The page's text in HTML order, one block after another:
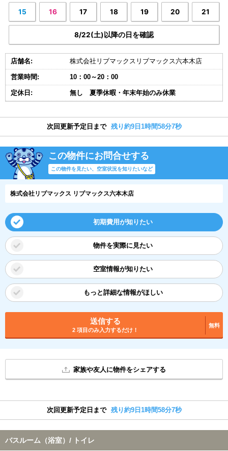
15 16 17 18 19 20 21
8/22(土)以降の日を確認
店舗名: 株式会社リブマックスリブマックス六本木店
営業時間: 10：00～20：00
定休日: 無し 夏季休暇・年末年始のみ休業
次回更新予定日まで 残り約9日1時間58分6秒
この物件にお問合せする
この物件を見たい、空室状況を知りたいなど
株式会社リブマックス リブマックス六本木店
初期費用が知りたい
物件を実際に見たい
空室情報が知りたい
もっと詳細な情報がほしい
送信する
2 項目のみ入力するだけ！
無料
家族や友人に物件をシェアする
次回更新予定日まで 残り約9日1時間58分6秒
バスルーム（浴室）/ トイレ